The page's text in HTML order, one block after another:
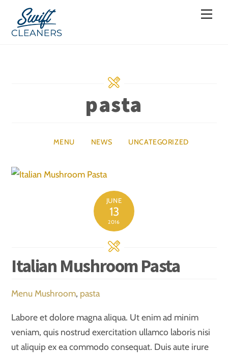
content
pasta
MENU NEWS UNCATEGORIZED
JUNE
13
2016
Italian Mushroom Pasta
Menu Mushroom, pasta
Labore et dolore magna aliqua. Ut enim ad minim
veniam, quis nostrud exercitation ullamco laboris nisi
ut aliquip ex ea commodo consequat. Duis aute irure